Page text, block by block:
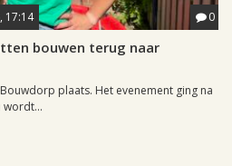
17:14 0
bouwen terug naar
plaats. Het evenement ging na
wordt...